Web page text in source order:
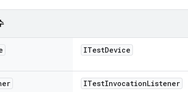
ITestDevice
ITestInvocationListener